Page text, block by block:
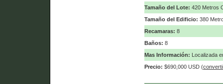
Tamaño del Lote: 420 Metros
Tamaño del Edificio: 380
Recamaras: 8
Baños: 8
Mas Información: Localizada
Precio: $690,000 USD (